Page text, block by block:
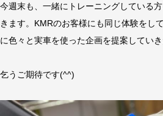
今週末も、一緒にトレーニングしている
きます。KMRのお客様にも同じ体験をし
に色々と実車を使った企画を提案していき
乞うご期待です(^^)